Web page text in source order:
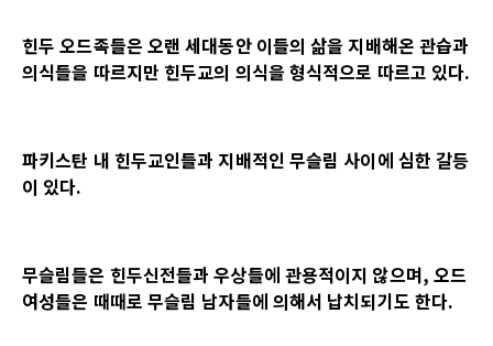
힌두 오드족들은 오랜 세대동안 이들의 삶을 지배해온 관습과
의식들을 따르지만 힌두교의 의식을 형식적으로 따르고 있다.
파키스탄 내 힌두교인들과 지배적인 무슬림 사이에 심한 갈등
이 있다.
무슬림들은 힌두신전들과 우상들에 관용적이지 않으며, 오드
여성들은 때때로 무슬림 남자들에 의해서 납치되기도 한다.